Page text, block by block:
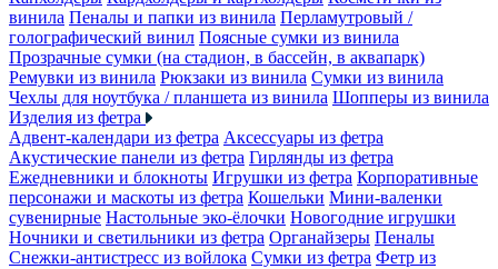
винила Пеналы и папки из винила Перламутровый /
голографический винил Поясные сумки из винила
Прозрачные сумки (на стадион, в бассейн, в аквапарк)
Ремувки из винила Рюкзаки из винила Сумки из винила
Чехлы для ноутбука / планшета из винила Шопперы из винила
Изделия из фетра
Адвент-календари из фетра Аксессуары из фетра
Акустические панели из фетра Гирлянды из фетра
Ежедневники и блокноты Игрушки из фетра Корпоративные
персонажи и маскоты из фетра Кошельки Мини-валенки
сувенирные Настольные эко-ёлочки Новогодние игрушки
Ночники и светильники из фетра Органайзеры Пеналы
Снежки-антистресс из войлока Сумки из фетра Фетр из